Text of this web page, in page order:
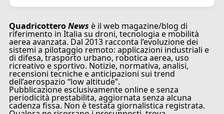
QuadricotteroNews è il web magazine/blog di
riferimento in Italia su droni, tecnologia e mobilità
aerea avanzata. Dal 2013 racconta l’evoluzione dei
sistemi a pilotaggio remoto: applicazioni industriali e
di difesa, trasporto urbano, robotica aerea, uso
ricreativo e sportivo. Notizie, normativa, analisi,
recensioni tecniche e anticipazioni sui trend
dell’aerospazio “low altitude”.
Pubblicazione esclusivamente online e senza
periodicità prestabilita, aggiornata senza alcuna
cadenza fissa. Non è testata giornalistica registrata.